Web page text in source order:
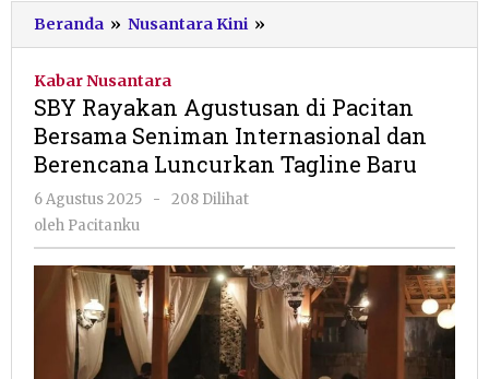
Beranda » Nusantara Kini »
Rayakan
Pacitan
Bersama
Seniman
Luncurkan
Tagline
Baru
Kabar Nusantara
SBY Rayakan Agustusan di Pacitan
Bersama Seniman Internasional dan
Berencana Luncurkan Tagline Baru
6 Agustus 2025
oleh
-
208 Dilihat
oleh Pacitanku